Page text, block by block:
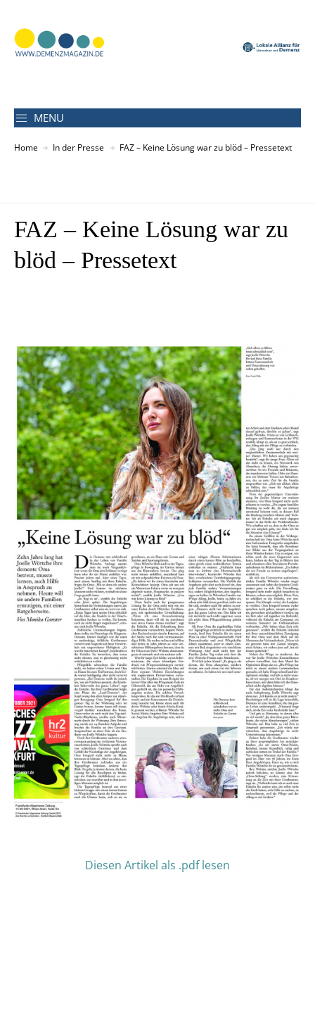
MENU
Home In der Presse FAZ – Keine Lösung war zu blöd – Pressetext
FAZ – Keine Lösung war zu
blöd – Pressetext
Diesen Artikel als .pdf lesen